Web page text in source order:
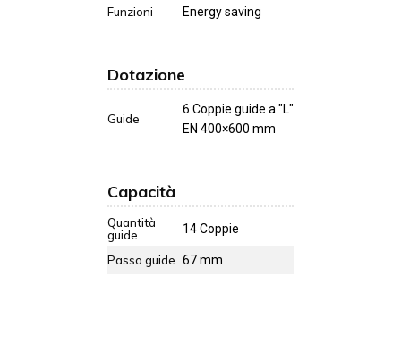
Funzioni
Energy saving
Dotazione
Guide
6 Coppie guide a "L"
EN 400×600 mm
Capacità
Quantità
guide
14 Coppie
Passo guide 67 mm